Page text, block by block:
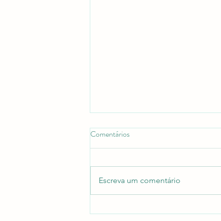
Qual é o papel ecológico dos
Comentários
Escreva um comentário